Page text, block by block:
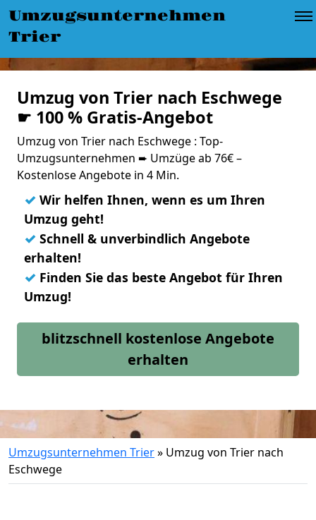
Umzugsunternehmen
Trier
Umzug von Trier nach Eschwege
☛ 100 % Gratis-Angebot
Umzug von Trier nach Eschwege : Top-
Umzugsunternehmen ➨ Umzüge ab 76€ –
Kostenlose Angebote in 4 Min.
✓ Wir helfen Ihnen, wenn es um Ihren
Umzug geht!
✓ Schnell & unverbindlich Angebote
erhalten!
✓ Finden Sie das beste Angebot für Ihren
Umzug!
blitzschnell kostenlose Angebote
erhalten
Umzugsunternehmen Trier» Umzug von Trier nach
Eschwege